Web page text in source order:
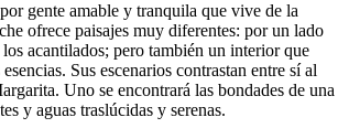
gente amable y tranquila que vive de la
ofrece paisajes muy diferentes: por un lado
acantilados; pero también un interior que
Sus escenarios contrastan entre sí al
Uno se encontrará las bondades de una
y aguas traslúcidas y serenas.